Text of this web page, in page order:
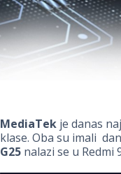
MediaTekje danas
klase. Oba su imali
G25nalazi se u Redmi